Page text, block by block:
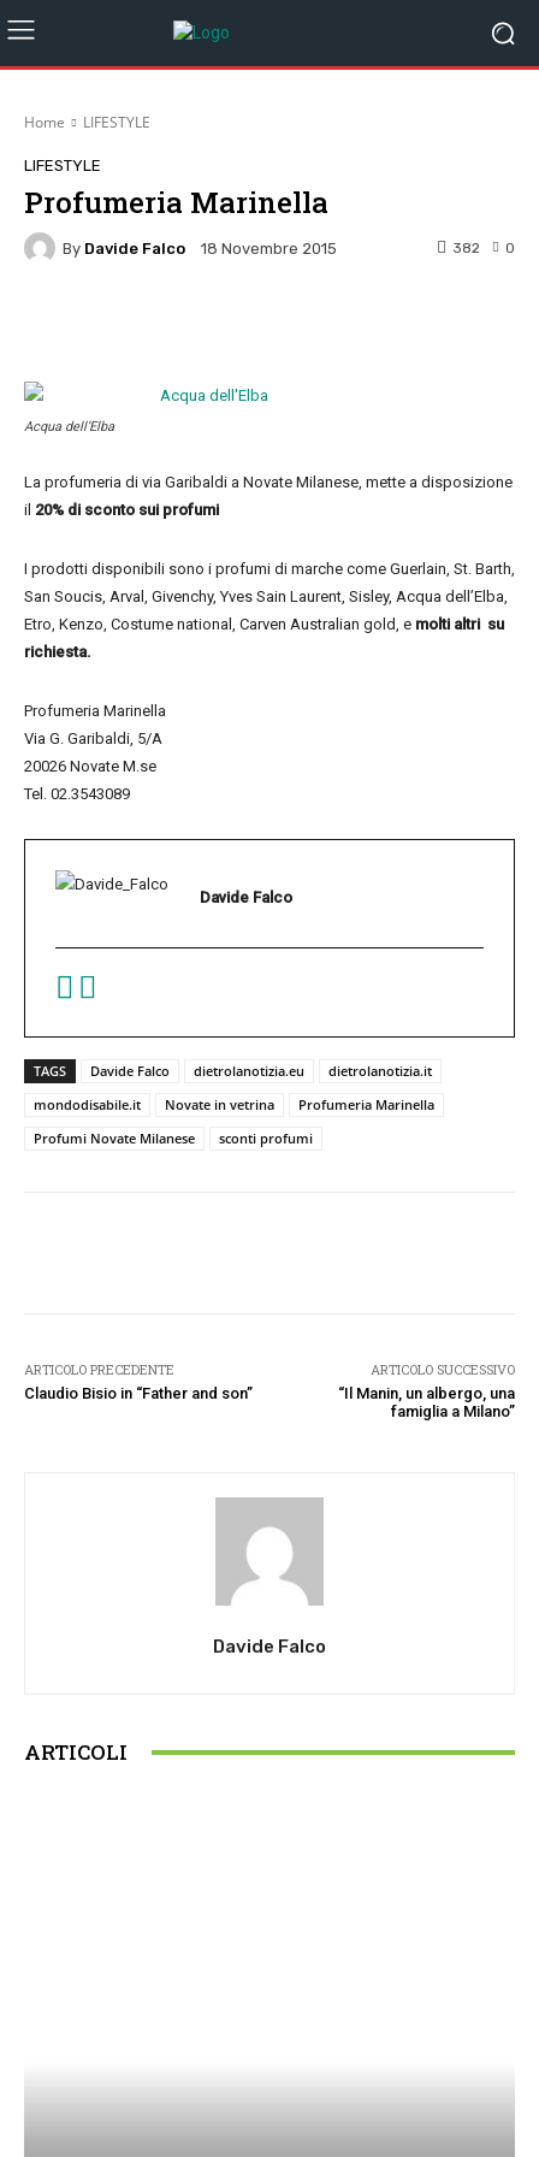
Home LIFESTYLE
LIFESTYLE
Profumeria Marinella
By Davide Falco 18 Novembre 2015 0
382
Acqua dell’Elba
La profumeria di via Garibaldi a Novate Milanese, mette a disposizione
il 20% di sconto sui profumi
I prodotti disponibili sono i profumi di marche come Guerlain, St. Barth,
San Soucis, Arval, Givenchy, Yves Sain Laurent, Sisley, Acqua dell’Elba,
Etro, Kenzo, Costume national, Carven Australian gold, e molti altri su
richiesta.
Profumeria Marinella
Via G. Garibaldi, 5/A
20026 Novate M.se
Tel. 02.3543089
Davide Falco
TAGS Davide Falco dietrolanotizia.eu
dietrolanotizia.it
mondodisabile.it
Novate in vetrina
Profumeria Marinella
Profumi Novate Milanese
sconti profumi
ARTICOLO PRECEDENTE
Claudio Bisio in “Father and son”
ARTICOLO SUCCESSIVO
“Il Manin, un albergo, una
famiglia a Milano”
Davide Falco
ARTICOLI